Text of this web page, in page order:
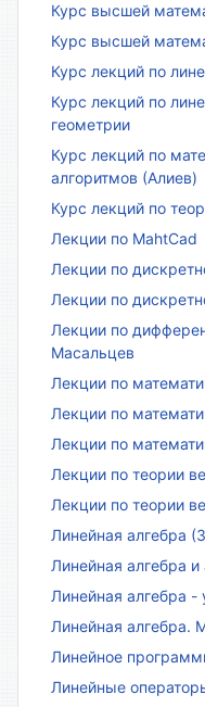
Курс высшей
Курс высшей
Курс лекций по
Курс лекций по
геометрии
Курс лекций по
алгоритмов (Алиев)
Курс лекций по
Лекции по MahtCad
Лекции по
Лекции по
Лекции по
Масальцев
Лекции по
Лекции по
Лекции по
Лекции по теории
Лекции по теории
Линейная алгебра
Линейная алгебра и
Линейная алгебра -
Линейная алгебра.
Линейное
Линейные